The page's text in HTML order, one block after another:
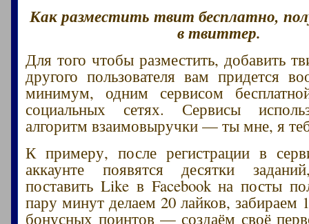
Как разместить твит бесплатно,
в твиттер.
Для того чтобы разместить, добавить
другого пользователя вам придется
минимум, одним сервисом
социальных сетях. Сервисы
алгоритм взаимовыручки — ты мне, я
К примеру, после регистрации в
аккаунте появятся десятки
поставить Like в Facebook на посты
пару минут делаем 20 лайков, забираем
бонусных поинтов — создаём своё